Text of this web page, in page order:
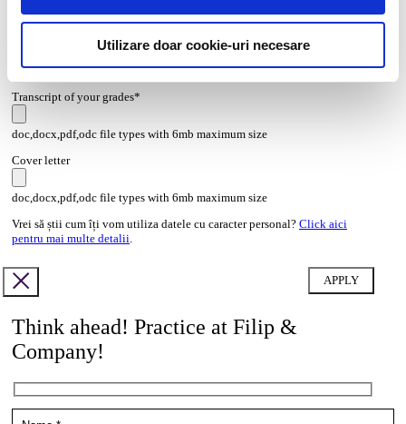
Utilizare doar cookie-uri necesare
doc,docx,pdf,odc file types with 6mb maximum size
Transcript of your grades*
doc,docx,pdf,odc file types with 6mb maximum size
Cover letter
doc,docx,pdf,odc file types with 6mb maximum size
Vrei să știi cum îți vom utiliza datele cu caracter personal? Click aici
pentru mai multe detalii
Think ahead! Practice at Filip &
Company!